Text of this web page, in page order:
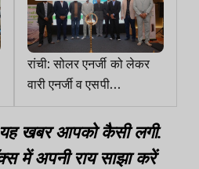
रांची: सोलर एनर्जी को लेकर
वारी एनर्जी व एसपी
इंटरप्राइजेज का जागरूकता
कार्यक्रम
खबर आपको कैसी लगी.
में अपनी राय साझा करें